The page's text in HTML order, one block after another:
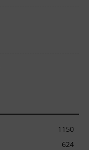
1150
624